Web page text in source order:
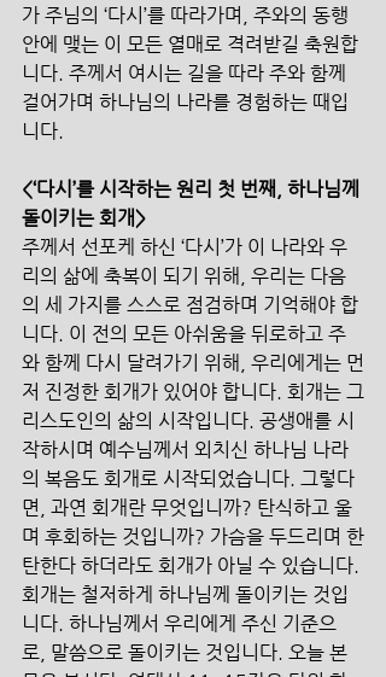
가 주님의 ‘다시’를 따라가며, 주와의 동행
안에 맺는 이 모든 열매로 격려받길 축원합
니다. 주께서 여시는 길을 따라 주와 함께
걸어가며 하나님의 나라를 경험하는 때입
니다.
<‘다시’를 시작하는 원리 첫 번째, 하나님께
돌이키는 회개>
주께서 선포케 하신 ‘다시’가 이 나라와 우
리의 삶에 축복이 되기 위해, 우리는 다음
의 세 가지를 스스로 점검하며 기억해야 합
니다. 이 전의 모든 아쉬움을 뒤로하고 주
와 함께 다시 달려가기 위해, 우리에게는 먼
저 진정한 회개가 있어야 합니다. 회개는 그
리스도인의 삶의 시작입니다. 공생애를 시
작하시며 예수님께서 외치신 하나님 나라
의 복음도 회개로 시작되었습니다. 그렇다
면, 과연 회개란 무엇입니까? 탄식하고 울
며 후회하는 것입니까? 가슴을 두드리며 한
탄한다 하더라도 회개가 아닐 수 있습니다.
회개는 철저하게 하나님께 돌이키는 것입
니다. 하나님께서 우리에게 주신 기준으
로, 말씀으로 돌이키는 것입니다. 오늘 본